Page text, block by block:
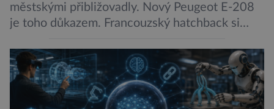
městskými přibližovadly. Nový Peugeot E-208
je toho důkazem. Francouzský hatchback si
dojezd a modernější technologie, ale hlavně
ukazuje, že i kompaktní elektromobil může být
autem, se kterým bez obav vyrazíte za hranice
města Peugeot se u modelu 208 trefil do